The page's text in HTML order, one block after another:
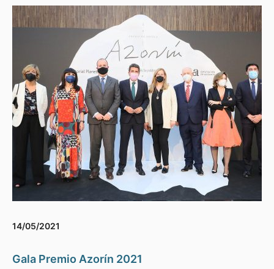
14/05/2021
Gala Premio Azorín 2021